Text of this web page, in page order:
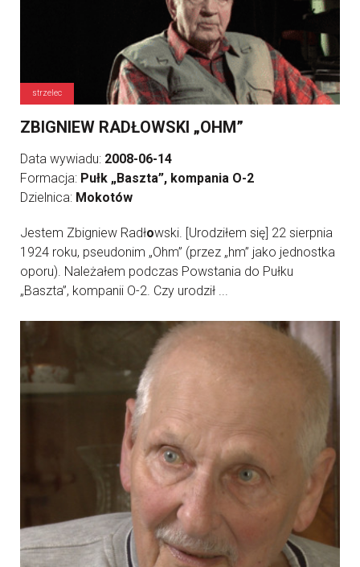
strzelec
ZBIGNIEW RADŁOWSKI „OHM”
Data wywiadu: 2008-06-14
Formacja: Pułk „Baszta”, kompania O-2
Dzielnica: Mokotów
Jestem Zbigniew Radłowski. [Urodziłem się] 22 sierpnia
1924 roku, pseudonim „Ohm” (przez „hm” jako jednostka
oporu). Należałem podczas Powstania do Pułku
„Baszta”, kompanii O-2. Czy urodził ...